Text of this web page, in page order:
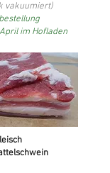
vakuumiert)
im Hofladen